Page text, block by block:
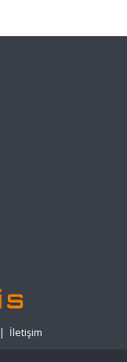
| İletişim